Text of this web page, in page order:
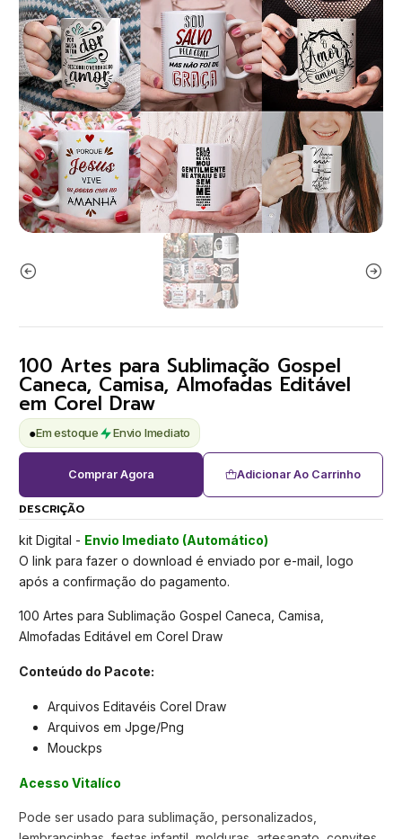
100 Artes para Sublimação Gospel
Caneca, Camisa, Almofadas Editável
em Corel Draw
●Em estoque Envio Imediato
Adicionar Ao Carrinho
Comprar Agora
DESCRIÇÃO
kit Digital - Envio Imediato (Automático)
O link para fazer o download é enviado por e-mail, logo
após a confirmação do pagamento.
100 Artes para Sublimação Gospel Caneca, Camisa,
Almofadas Editável em Corel Draw
Conteúdo do Pacote:
Arquivos Editavéis Corel Draw
Arquivos em Jpge/Png
Mouckps
Acesso Vitalíco
Pode ser usado para sublimação, personalizados,